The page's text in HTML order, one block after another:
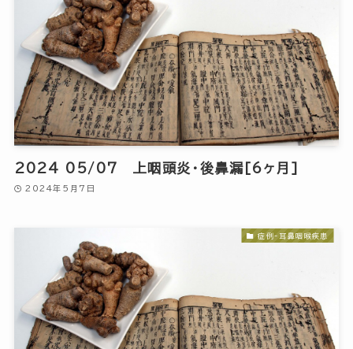
2024 05/07 上咽頭炎・後鼻漏[6ヶ月]
2024年5月7日
症例-耳鼻咽喉疾患